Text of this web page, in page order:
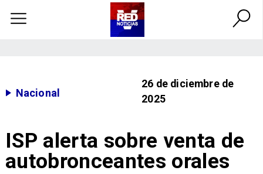
Nacional
26 de diciembre de
2025
ISP alerta sobre venta de
autobronceantes orales